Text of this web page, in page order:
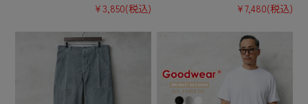
¥3,850(税込) ¥7,480(税込)